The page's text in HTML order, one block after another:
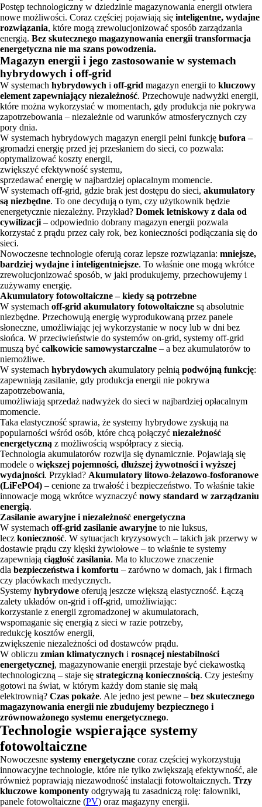
Postęp technologiczny w dziedzinie magazynowania energii otwiera
nowe możliwości. Coraz częściej pojawiają się inteligentne, wydajne
rozwiązania, które mogą zrewolucjonizować sposób zarządzania
energią. Bez skutecznego magazynowania energii transformacja
energetyczna nie ma szans powodzenia.
Magazyn energii i jego zastosowanie w systemach
hybrydowych i off-grid
W systemach hybrydowych i off-grid magazyn energii to kluczowy
element zapewniający niezależność. Przechowuje nadwyżki energii,
które można wykorzystać w momentach, gdy produkcja nie pokrywa
zapotrzebowania – niezależnie od warunków atmosferycznych czy
pory dnia.
W systemach hybrydowych magazyn energii pełni funkcję bufora –
gromadzi energię przed jej przesłaniem do sieci, co pozwala:
optymalizować koszty energii,
zwiększyć efektywność systemu,
sprzedawać energię w najbardziej opłacalnym momencie.
W systemach off-grid, gdzie brak jest dostępu do sieci, akumulatory
są niezbędne. To one decydują o tym, czy użytkownik będzie
energetycznie niezależny. Przykład? Domek letniskowy z dala od
cywilizacji – odpowiednio dobrany magazyn energii pozwala
korzystać z prądu przez cały rok, bez konieczności podłączania się do
sieci.
Nowoczesne technologie oferują coraz lepsze rozwiązania: mniejsze,
bardziej wydajne i inteligentniejsze. To właśnie one mogą wkrótce
zrewolucjonizować sposób, w jaki produkujemy, przechowujemy i
zużywamy energię.
Akumulatory fotowoltaiczne – kiedy są potrzebne
W systemach off-grid akumulatory fotowoltaiczne są absolutnie
niezbędne. Przechowują energię wyprodukowaną przez panele
słoneczne, umożliwiając jej wykorzystanie w nocy lub w dni bez
słońca. W przeciwieństwie do systemów on-grid, systemy off-grid
muszą być całkowicie samowystarczalne – a bez akumulatorów to
niemożliwe.
W systemach hybrydowych akumulatory pełnią podwójną funkcję:
zapewniają zasilanie, gdy produkcja energii nie pokrywa
zapotrzebowania,
umożliwiają sprzedaż nadwyżek do sieci w najbardziej opłacalnym
momencie.
Taka elastyczność sprawia, że systemy hybrydowe zyskują na
popularności wśród osób, które chcą połączyć niezależność
energetyczną z możliwością współpracy z siecią.
Technologia akumulatorów rozwija się dynamicznie. Pojawiają się
modele o większej pojemności, dłuższej żywotności i wyższej
wydajności. Przykład? Akumulatory litowo-żelazowo-fosforanowe
(LiFePO4) – cenione za trwałość i bezpieczeństwo. To właśnie takie
innowacje mogą wkrótce wyznaczyć nowy standard w zarządzaniu
energią.
Zasilanie awaryjne i niezależność energetyczna
W systemach off-grid zasilanie awaryjne to nie luksus,
lecz konieczność. W sytuacjach kryzysowych – takich jak przerwy w
dostawie prądu czy klęski żywiołowe – to właśnie te systemy
zapewniają ciągłość zasilania. Ma to kluczowe znaczenie
dla bezpieczeństwa i komfortu – zarówno w domach, jak i firmach
czy placówkach medycznych.
Systemy hybrydowe oferują jeszcze większą elastyczność. Łączą
zalety układów on-grid i off-grid, umożliwiając:
korzystanie z energii zgromadzonej w akumulatorach,
wspomaganie się energią z sieci w razie potrzeby,
redukcję kosztów energii,
zwiększenie niezależności od dostawców prądu.
W obliczu zmian klimatycznych i rosnącej niestabilności
energetycznej, magazynowanie energii przestaje być ciekawostką
technologiczną – staje się strategiczną koniecznością. Czy jesteśmy
gotowi na świat, w którym każdy dom stanie się małą
elektrownią? Czas pokaże. Ale jedno jest pewne – bez skutecznego
magazynowania energii nie zbudujemy bezpiecznego i
zrównoważonego systemu energetycznego.
Technologie wspierające systemy
fotowoltaiczne
Nowoczesne systemy energetyczne coraz częściej wykorzystują
innowacyjne technologie, które nie tylko zwiększają efektywność, ale
również poprawiają niezawodność instalacji fotowoltaicznych. Trzy
kluczowe komponenty odgrywają tu zasadniczą rolę: falowniki,
panele fotowoltaiczne (PV) oraz magazyny energii.